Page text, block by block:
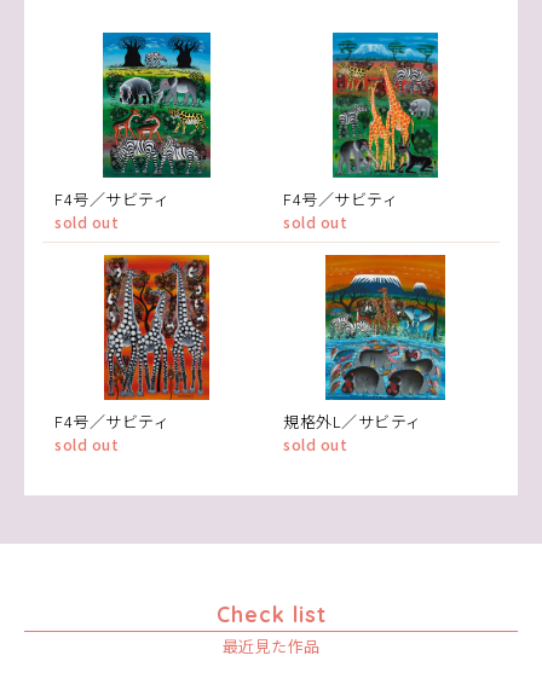
F4号／サビティ
sold out
F4号／サビティ
sold out
F4号／サビティ
sold out
規格外L／サビティ
sold out
Check list
最近見た作品